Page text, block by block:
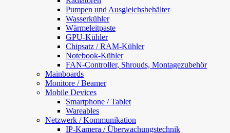
Pumpen und Ausgleichsbehälter
Wasserkühler
Wärmeleitpaste
GPU-Kühler
Chipsatz / RAM-Kühler
Notebook-Kühler
FAN-Controller, Shrouds, Montagezubehör
Mainboards
Monitore / Beamer
Mobile Devices
Smartphone / Tablet
Wareables
Netzwerk / Kommunikation
IP-Kamera / Überwachungstechnik